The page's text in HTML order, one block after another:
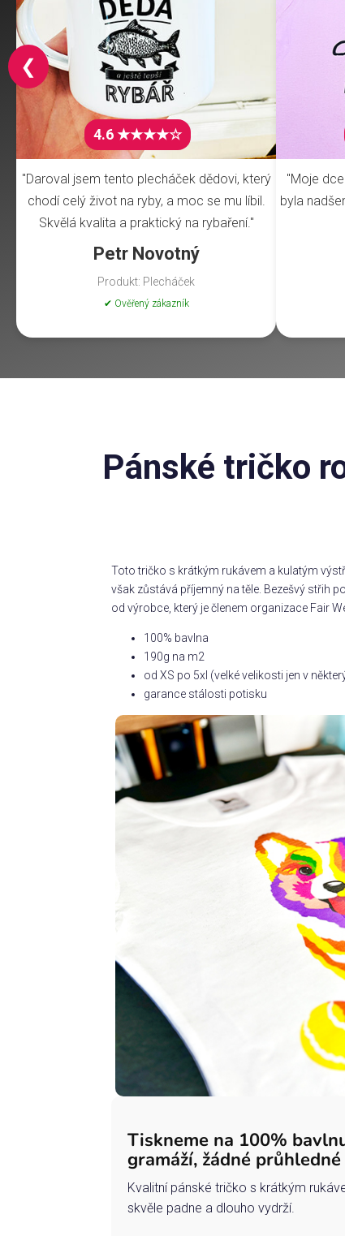
4.6 ★★★★☆
"Daroval jsem tento plecháček dědovi, který
chodí celý život na ryby, a moc se mu líbil.
Skvělá kvalita a praktický na rybaření."
Petr Novotný
Produkt: Plecháček
✔ Ověřený zákazník
"Moje
byla
❮
Pánské tričko
Toto tričko s krátkým rukávem a kulatým
však zůstává příjemný na těle. Bezešvý střih
od výrobce, který je členem organizace Fair
100% bavlna
190g na m2
od XS po 5xl (velké velikosti jen v
garance stálosti potisku
Tiskneme na 100%
gramáží, žádné
Kvalitní pánské tričko s krátkým
skvěle padne a dlouho vydrží.